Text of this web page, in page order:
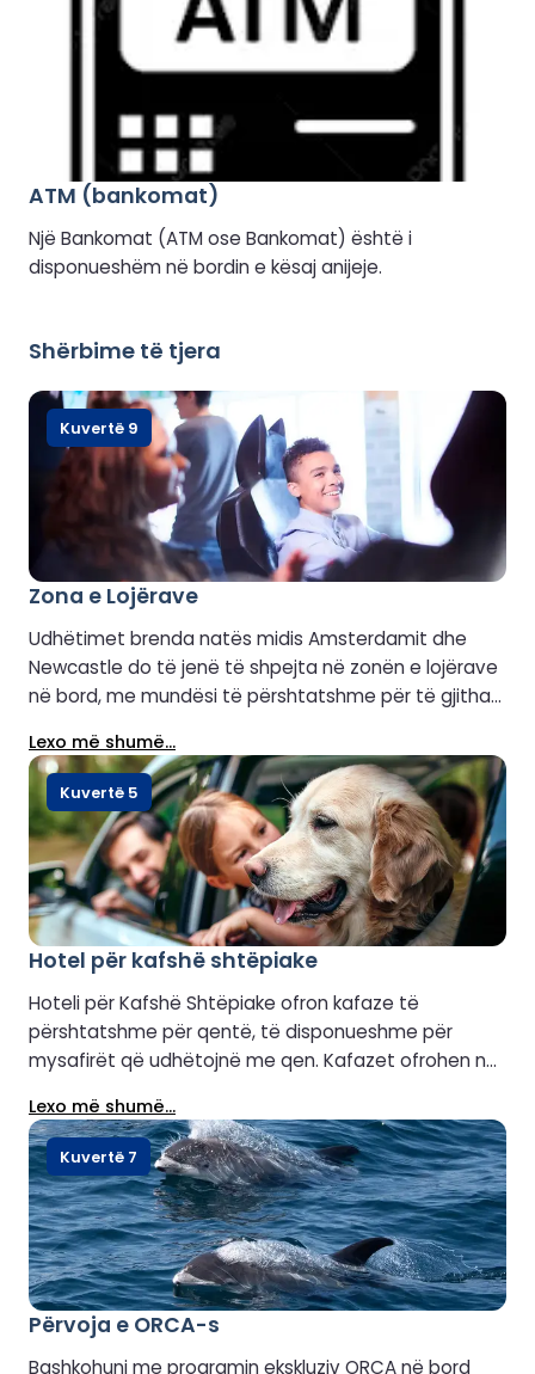
pistën e vallëzimit. Ndërsa bie nata, energjia rritet.
Shijoni një këngë të fundit dhe vallëzoni me muzikë
live përpara se DJ të marrë përsipër dhe ta
shndërrojë Columbus në një klub nate të gjallë.
Vallëzoni deri në orët e para para se të shkoni në
kabinën tuaj për një pushim të merituar.
ATM (bankomat)
Një Bankomat (ATM ose Bankomat) është i
disponueshëm në bordin e kësaj anijeje.
Shërbime të tjera
Zona e Lojërave
Udhëtimet brenda natës midis Amsterdamit dhe
Newcastle do të jenë të shpejta në zonën e lojërave
në bord, me mundësi të përshtatshme për të gjitha
thjesht jeni të rinj në zemër, ka shumë për t'i argëtuar
të gjithë. Hokej ajror, lojëra garash dhe më shumë
presin të shijohen në bord.
Lexo më shumë...
Kuvertë 9
Hotel për kafshë shtëpiake
Hoteli për Kafshë Shtëpiake ofron kafaze të
përshtatshme për qentë, të disponueshme për
mysafirët që udhëtojnë me qen. Kafazet ofrohen në
të sillni tuajin. Gjithashtu rekomandohet të sillni tasa
me ujë, ushqim, ujë, ëmbëlsira dhe lodra të
preferuara për ta ndihmuar qenin tuaj të ndihet rehat
dhe si në shtëpi gjatë udhëtimit.
Lexo më shumë...
Kuvertë 5
Përvoja e ORCA-s
Bashkohuni me programin ekskluziv ORCA në bord
Kuvertë 7